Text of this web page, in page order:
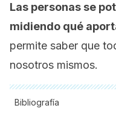
Las personas se
midiendo qué
permite saber que
nosotros mismos.
Bibliografía